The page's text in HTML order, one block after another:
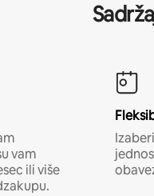
vam
ili više